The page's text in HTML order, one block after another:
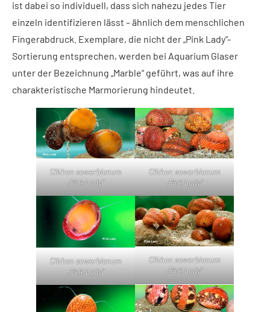
ist dabei so individuell, dass sich nahezu jedes Tier
einzeln identifizieren lässt – ähnlich dem menschlichen
Fingerabdruck. Exemplare, die nicht der „Pink Lady“-
Sortierung entsprechen, werden bei Aquarium Glaser
unter der Bezeichnung „Marble“ geführt, was auf ihre
charakteristische Marmorierung hindeutet.
Clithon sowerbianum
„Pink Lady“
Clithon sowerbianum
„Pink Lady“
Clithon sowerbianum
„Pink Lady“
Clithon sowerbianum
„Pink Lady“